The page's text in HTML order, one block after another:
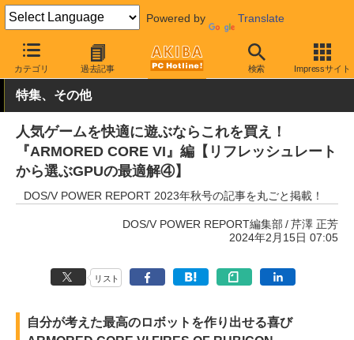
Powered by Translate
カテゴリ 過去記事 検索 Impressサイト
AKIBA PC Hotline! PCパーツ ビデオカード（グラフィックボード
特集、その他
人気ゲームを快適に遊ぶならこれを買え！
『ARMORED CORE VI』編【リフレッシュレート
から選ぶGPUの最適解④】
DOS/V POWER REPORT 2023年秋号の記事を丸ごと掲載！
DOS/V POWER REPORT編集部
芹澤 正芳
2024年2月15日 07:05
リスト
自分が考えた最高のロボットを作り出せる喜び